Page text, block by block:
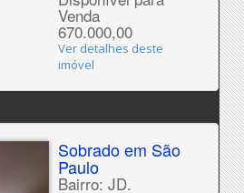
Venda
670.000,00
Ver detalhes deste
imóvel
Sobrado em São
Paulo
Bairro: JD.